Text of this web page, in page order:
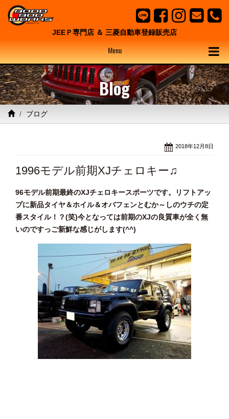
JEEＰ専門店 ＆ 三菱自動車登録販売店
Menu
Blog
ブログ
2018年12月8日
1996モデル前期XJチェロキー♫
96モデル前期最終のXJチェロキースポーツです。リフトアッ
プに新品タイヤ＆ホイル＆オバフェンとむか～しのウチの定
番スタイル！？(笑)今となっては前期のXJの良質車が全く無
いのですっご新鮮な感じがします(^^)